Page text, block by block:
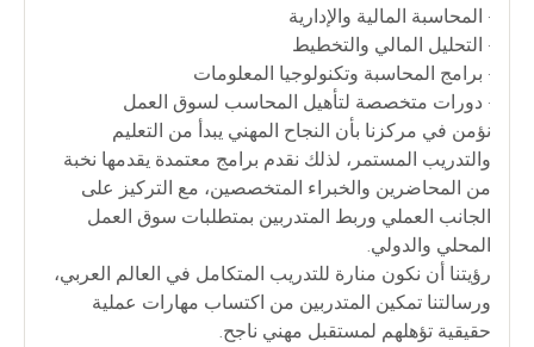
• المحاسبة المالية والإدارية
• التحليل المالي والتخطيط
• برامج المحاسبة وتكنولوجيا المعلومات
• دورات متخصصة لتأهيل المحاسب لسوق العمل
نؤمن في مركزنا بأن النجاح المهني يبدأ من التعليم
والتدريب المستمر، لذلك نقدم برامج معتمدة يقدمها نخبة
من المحاضرين والخبراء المتخصصين، مع التركيز على
الجانب العملي وربط المتدربين بمتطلبات سوق العمل
المحلي والدولي.
رؤيتنا أن نكون منارة للتدريب المتكامل في العالم العربي،
ورسالتنا تمكين المتدربين من اكتساب مهارات عملية
حقيقية تؤهلهم لمستقبل مهني ناجح.